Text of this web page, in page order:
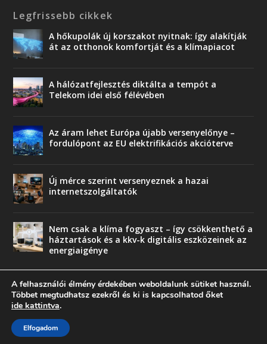
Legfrissebb cikkek
A hőkupolák új korszakot nyitnak: így alakítják
át az otthonok komfortját és a klímapiacot
A hálózatfejlesztés diktálta a tempót a
Telekom idei első félévében
Az áram lehet Európa újabb versenyelőnye –
fordulópont az EU elektrifikációs akcióterve
Új mérce szerint versenyeznek a hazai
internetszolgáltatók
Nem csak a klíma fogyaszt – így csökkenthető a
háztartások és a kkv-k digitális eszközeinek az
energiaigénye
Trend
Üzlet
A felhasználói élmény érdekében weboldalunk sütiket használ.
Többet megtudhatsz ezekről és ki is kapcsolhatod őket
ide kattintva.
Elfogadom